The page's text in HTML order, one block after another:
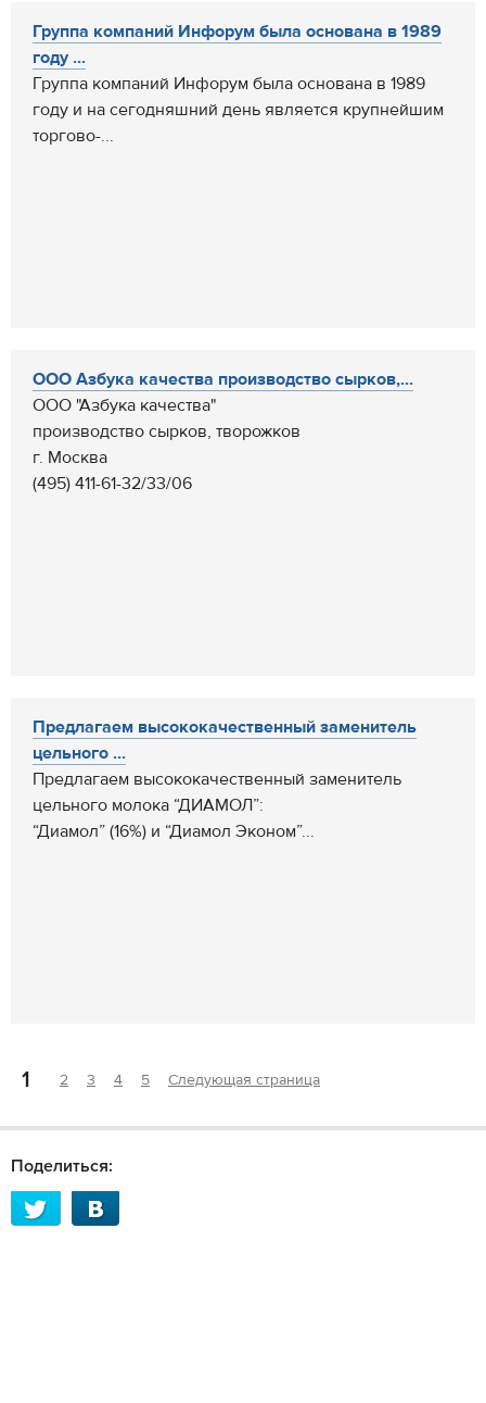
Группа компаний Инфорум была основана в 1989
году ...
Группа компаний Инфорум была основана в 1989
году и на сегодняшний день является крупнейшим
торгово-...
ООО Азбука качества производство сырков,...
ООО "Азбука качества"
производство сырков, творожков
г. Москва
(495) 411-61-32/33/06
Предлагаем высококачественный заменитель
цельного ...
Предлагаем высококачественный заменитель
цельного молока “ДИАМОЛ”:
“Диамол” (16%) и “Диамол Эконом”...
1 2 3 4 5 Следующая страница
Поделиться: